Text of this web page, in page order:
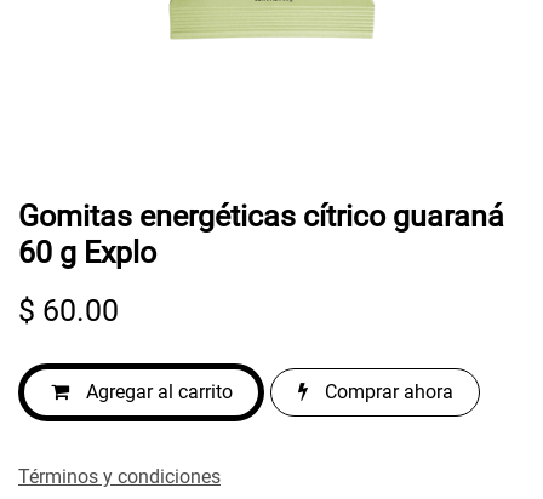
Gomitas energéticas cítrico guaraná
60 g Explo
$ 60.00
Agregar al carrito Comprar ahora
Términos y condiciones